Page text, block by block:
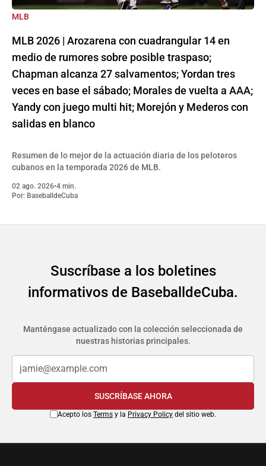
MLB
MLB 2026 | Arozarena con cuadrangular 14 en
medio de rumores sobre posible traspaso;
Chapman alcanza 27 salvamentos; Yordan tres
veces en base el sábado; Morales de vuelta a AAA;
Yandy con juego multi hit; Morejón y Mederos con
salidas en blanco
Resumen de lo mejor de la actuación diaria de los peloteros
cubanos en la temporada 2026 de MLB.
02 ago. 2026•4 min.
Por: BaseballdeCuba
Suscríbase a los boletines
informativos de BaseballdeCuba.
Manténgase actualizado con la colección seleccionada de
nuestras historias principales.
SUSCRÍBASE AHORA
Acepto los Terms y la Privacy Policy del sitio web.